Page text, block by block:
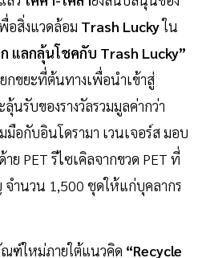
อสิ่งแวดล้อม Trash Luckyใน
แลกลุ้นโชคกับ Trash Lucky”
กขยะที่ต้นทางเพื่อนำเข้าสู่
นรับของรางวัลรวมมูลค่ากว่า
อกับอินโดรามา เวนเจอร์ส มอบ
ย PET รีไซเคิลจากขวด PET ที่
จำนวน 1,500 ชุดให้แก่บุคลากร
ฑ์ใหม่ภายใต้แนวคิด “Recycle